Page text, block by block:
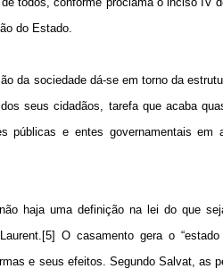
do Estado.
da sociedade dá-se em torno da
seus cidadãos, tarefa que acaba
públicas e entes governamentais
haja uma definição na lei do que
O casamento gera o
e seus efeitos. Segundo Salvat, as